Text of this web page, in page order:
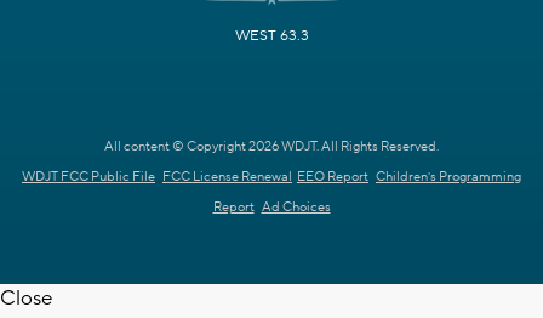
WEST 63.3
All content © Copyright 2026 WDJT. All Rights Reserved.
WDJT FCC Public File FCC License Renewal EEO Report Children's Programming
Report Ad Choices
Close